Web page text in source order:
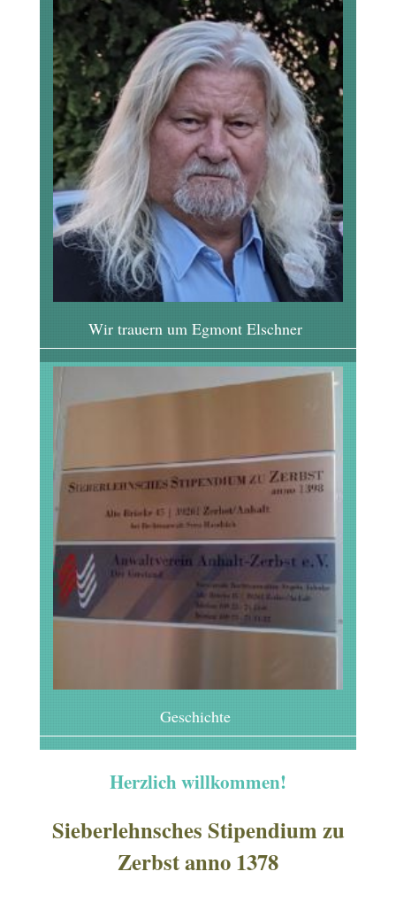
Wir trauern um Egmont Elschner
Geschichte
Herzlich willkommen!
Sieberlehnsches Stipendium zu
Zerbst anno 1378